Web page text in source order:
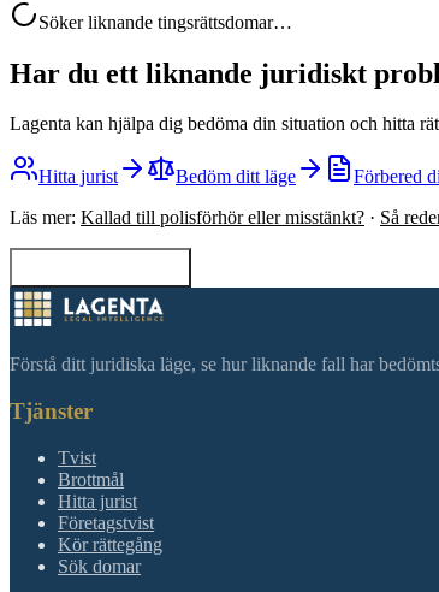
Söker liknande tingsrättsdomar…
Har du ett liknande juridiskt
Lagenta kan hjälpa dig bedöma din situation och hitta
Hitta jurist Bedöm ditt läge
Förbered
Läs mer: Kallad till polisförhör eller misstänkt? · Så
Förstå ditt juridiska läge, se hur liknande fall har
Tjänster
Tvist
Brottmål
Hitta jurist
Företagstvist
Kör rättegång
Sök domar